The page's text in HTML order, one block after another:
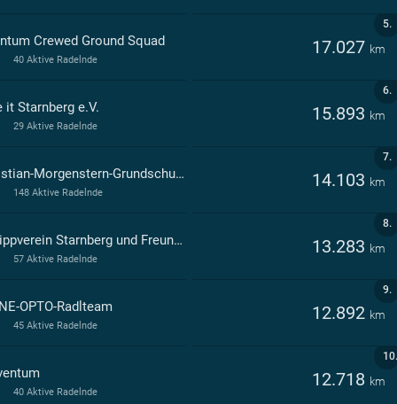
5.
Crewed Ground Squad 17.027 km
40 Aktive Radelnde
6.
it Starnberg e.V. 15.893 km
29 Aktive Radelnde
7.
Christian-Morgenstern-Grundschule Herrsching a.Ammersee 14.103 km
148 Aktive Radelnde
8.
Kneippverein Starnberg und Freunde 13.283 km
57 Aktive Radelnde
9.
OPTO-Radlteam 12.892 km
45 Aktive Radelnde
10.
12.718 km
40 Aktive Radelnde